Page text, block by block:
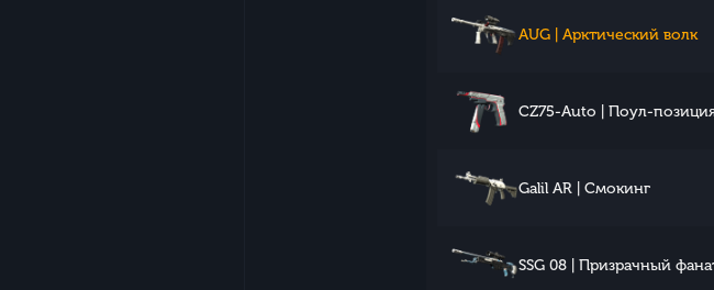
AUG | Арктический волк
CZ75-Auto | Поул-
Galil AR | Смокинг
SSG 08 | Призрачный